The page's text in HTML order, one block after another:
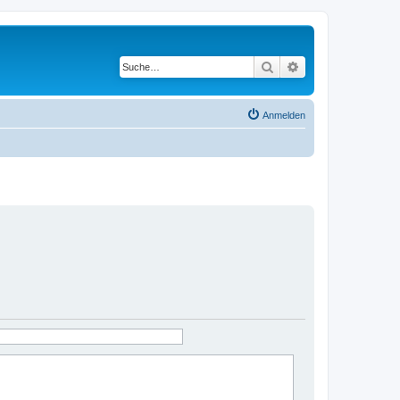
Suche
Anmelden